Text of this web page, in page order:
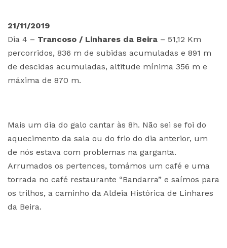
21/11/2019
Dia 4 – Trancoso / Linhares da Beira – 51,12 Km
percorridos, 836 m de subidas acumuladas e 891 m
de descidas acumuladas, altitude mínima 356 m e
máxima de 870 m.
Mais um dia do galo cantar às 8h. Não sei se foi do
aquecimento da sala ou do frio do dia anterior, um
de nós estava com problemas na garganta.
Arrumados os pertences, tomámos um café e uma
torrada no café restaurante “Bandarra” e saímos para
os trilhos, a caminho da Aldeia Histórica de Linhares
da Beira.